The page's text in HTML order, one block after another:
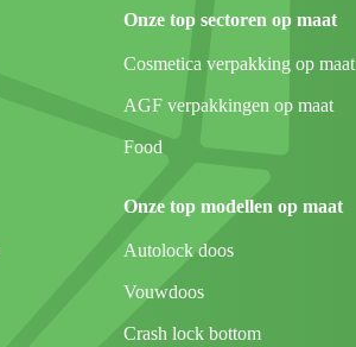
Onze top sectoren op maat
Cosmetica verpakking op maat
AGF verpakkingen op maat
Food
Onze top modellen op maat
Autolock doos
Vouwdoos
Crash lock bottom